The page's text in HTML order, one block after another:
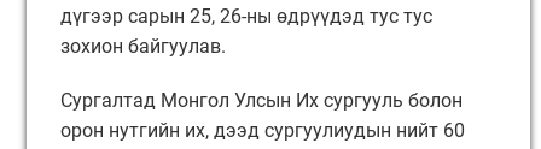
дүгээр сарын 25, 26-ны өдрүүдэд тус тус
зохион байгуулав.
Сургалтад Монгол Улсын Их сургууль болон
орон нутгийн их, дээд сургуулиудын нийт 60